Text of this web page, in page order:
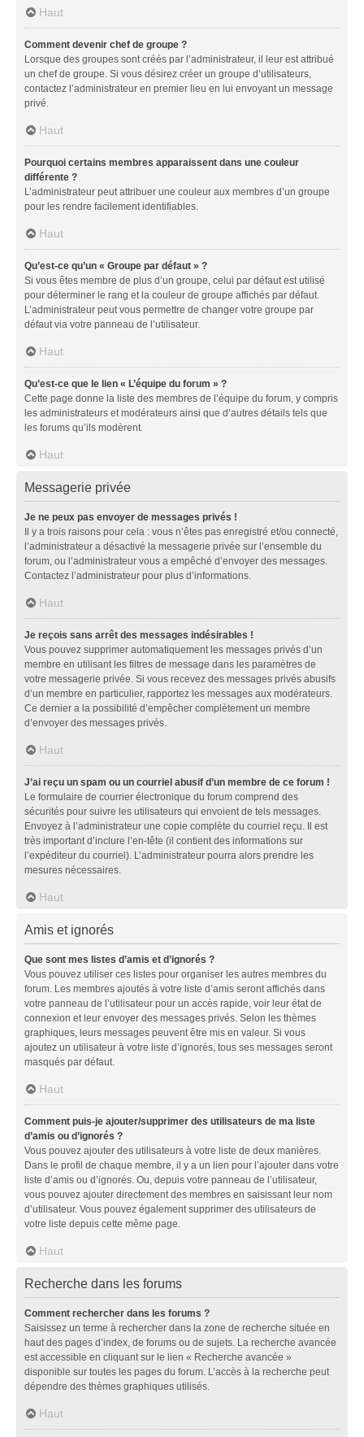
Haut
Comment devenir chef de groupe ?
Lorsque des groupes sont créés par l’administrateur, il leur est attribué
un chef de groupe. Si vous désirez créer un groupe d’utilisateurs,
contactez l’administrateur en premier lieu en lui envoyant un message
privé.
Haut
Pourquoi certains membres apparaissent dans une couleur
différente ?
L’administrateur peut attribuer une couleur aux membres d’un groupe
pour les rendre facilement identifiables.
Haut
Qu’est-ce qu’un « Groupe par défaut » ?
Si vous êtes membre de plus d’un groupe, celui par défaut est utilisé
pour déterminer le rang et la couleur de groupe affichés par défaut.
L’administrateur peut vous permettre de changer votre groupe par
défaut via votre panneau de l’utilisateur.
Haut
Qu’est-ce que le lien « L’équipe du forum » ?
Cette page donne la liste des membres de l’équipe du forum, y compris
les administrateurs et modérateurs ainsi que d’autres détails tels que
les forums qu’ils modèrent.
Haut
Messagerie privée
Je ne peux pas envoyer de messages privés !
Il y a trois raisons pour cela : vous n’êtes pas enregistré et/ou connecté,
l’administrateur a désactivé la messagerie privée sur l’ensemble du
forum, ou l’administrateur vous a empêché d’envoyer des messages.
Contactez l’administrateur pour plus d’informations.
Haut
Je reçois sans arrêt des messages indésirables !
Vous pouvez supprimer automatiquement les messages privés d’un
membre en utilisant les filtres de message dans les paramètres de
votre messagerie privée. Si vous recevez des messages privés abusifs
d’un membre en particulier, rapportez les messages aux modérateurs.
Ce dernier a la possibilité d’empêcher complètement un membre
d’envoyer des messages privés.
Haut
J’ai reçu un spam ou un courriel abusif d’un membre de ce forum !
Le formulaire de courrier électronique du forum comprend des
sécurités pour suivre les utilisateurs qui envoient de tels messages.
Envoyez à l’administrateur une copie complète du courriel reçu. Il est
très important d’inclure l’en-tête (il contient des informations sur
l’expéditeur du courriel). L’administrateur pourra alors prendre les
mesures nécessaires.
Haut
Amis et ignorés
Que sont mes listes d’amis et d’ignorés ?
Vous pouvez utiliser ces listes pour organiser les autres membres du
forum. Les membres ajoutés à votre liste d’amis seront affichés dans
votre panneau de l’utilisateur pour un accès rapide, voir leur état de
connexion et leur envoyer des messages privés. Selon les thèmes
graphiques, leurs messages peuvent être mis en valeur. Si vous
ajoutez un utilisateur à votre liste d’ignorés, tous ses messages seront
masqués par défaut.
Haut
Comment puis-je ajouter/supprimer des utilisateurs de ma liste
d’amis ou d’ignorés ?
Vous pouvez ajouter des utilisateurs à votre liste de deux manières.
Dans le profil de chaque membre, il y a un lien pour l’ajouter dans votre
liste d’amis ou d’ignorés. Ou, depuis votre panneau de l’utilisateur,
vous pouvez ajouter directement des membres en saisissant leur nom
d’utilisateur. Vous pouvez également supprimer des utilisateurs de
votre liste depuis cette même page.
Haut
Recherche dans les forums
Comment rechercher dans les forums ?
Saisissez un terme à rechercher dans la zone de recherche située en
haut des pages d’index, de forums ou de sujets. La recherche avancée
est accessible en cliquant sur le lien « Recherche avancée »
disponible sur toutes les pages du forum. L’accès à la recherche peut
dépendre des thèmes graphiques utilisés.
Haut